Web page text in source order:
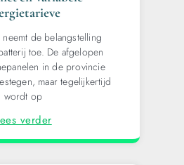
de belangstelling
toe. De afgelopen
in de provincie
maar tegelijkertijd
wordt op
verder